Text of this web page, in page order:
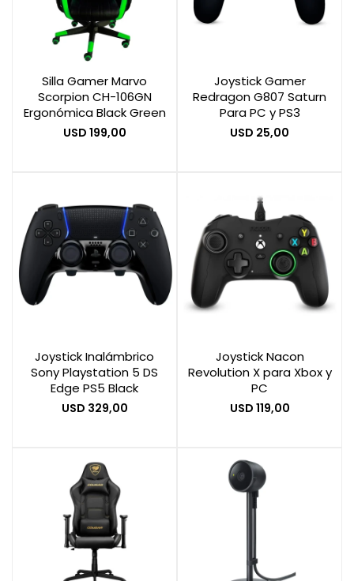
Silla Gamer Marvo
Scorpion CH-106GN
Ergonómica Black Green
USD 199,00
Joystick Gamer
Redragon G807 Saturn
Para PC y PS3
USD 25,00
Joystick Inalámbrico
Sony Playstation 5 DS
Edge PS5 Black
USD 329,00
Joystick Nacon
Revolution X para Xbox y
PC
USD 119,00